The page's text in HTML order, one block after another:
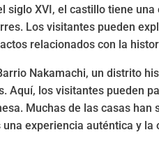
siglo XVI, el castillo tiene
Los visitantes pueden
relacionados con la
Nakamachi, un distrito
Aquí, los visitantes pueden
Muchas de las casas han
experiencia auténtica y la